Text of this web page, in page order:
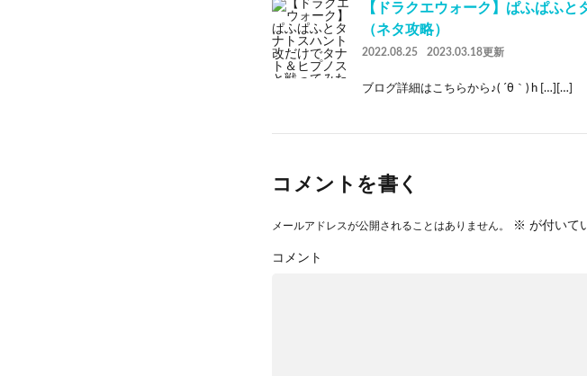
【ドラクエウォーク】ぱふぱふ
（ネタ攻略）
2022.08.25 2023.03.18更新
ブログ詳細はこちらから♪( ´θ｀) h […][…]
コメントを書く
メールアドレスが公開されることはありません。 ※ が付いて
コメント